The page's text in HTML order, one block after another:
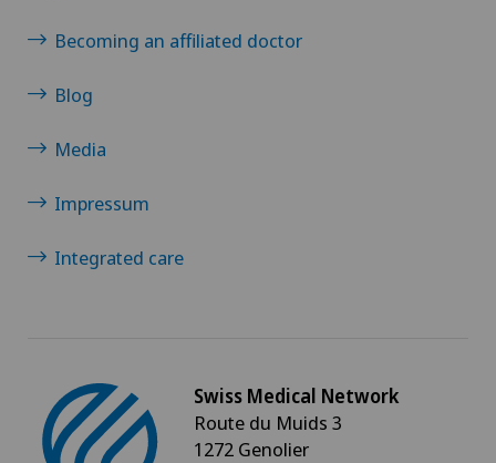
Becoming an affiliated doctor
Blog
Media
Impressum
Integrated care
Swiss Medical Network
Route du Muids 3
1272 Genolier